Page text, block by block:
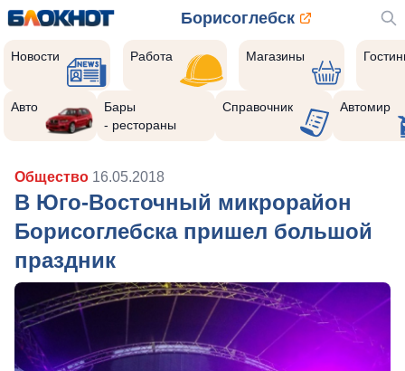
Борисоглебск
Новости Работа Магазины
Авто
Бары
- рестораны
Справочник Автомир
Общество 16.05.2018
В Юго-Восточный микрорайон
Борисоглебска пришел большой
праздник